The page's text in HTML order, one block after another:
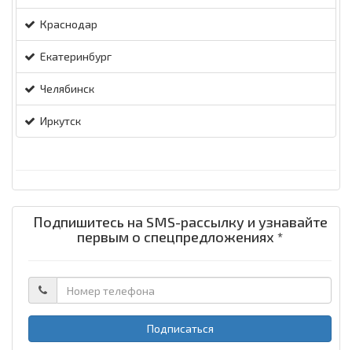
Краснодар
Екатеринбург
Челябинск
Иркутск
Подпишитесь на SMS-рассылку и узнавайте
первым о спецпредложениях *
Подписаться